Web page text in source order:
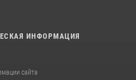
ИНФОРМАЦИЯ
сайта